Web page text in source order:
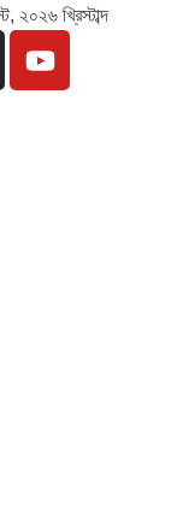
২০২৬ খ্রিস্টাব্দ